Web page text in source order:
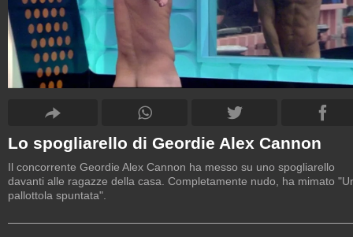
Lo spogliarello di Geordie Alex Cannon
Il concorrente Geordie Alex Cannon ha messo su uno spogliarello
davanti alle ragazze della casa. Completamente nudo, ha mimato
pallottola spuntata".